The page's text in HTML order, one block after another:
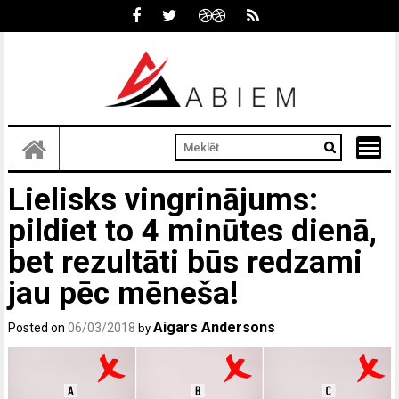
Lielisks vingrinājums:
pildiet to 4 minūtes dienā,
bet rezultāti būs redzami
jau pēc mēneša!
Posted on06/03/2018 byAigars Andersons